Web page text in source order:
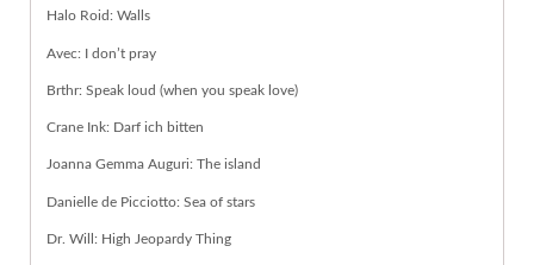
Halo Roid: Walls
Avec: I don’t pray
Brthr: Speak loud (when you speak love)
Crane Ink: Darf ich bitten
Joanna Gemma Auguri: The island
Danielle de Picciotto: Sea of stars
Dr. Will: High Jeopardy Thing